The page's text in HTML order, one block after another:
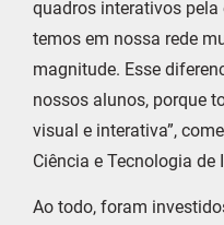
quadros interativos pela
temos em nossa rede
magnitude. Esse
nossos alunos, porque
visual e interativa”,
Ciência e Tecnologia de
Ao todo, foram